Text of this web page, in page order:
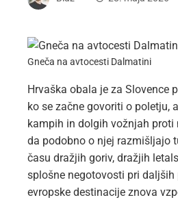
Gneča na avtocesti Dalmatini
Hrvaška obala je za Slovence
ko se začne govoriti o poletju,
kampih in dolgih vožnjah proti
da podobno o njej razmišljajo
času dražjih goriv, dražjih
splošne negotovosti pri daljših
evropske destinacije znova